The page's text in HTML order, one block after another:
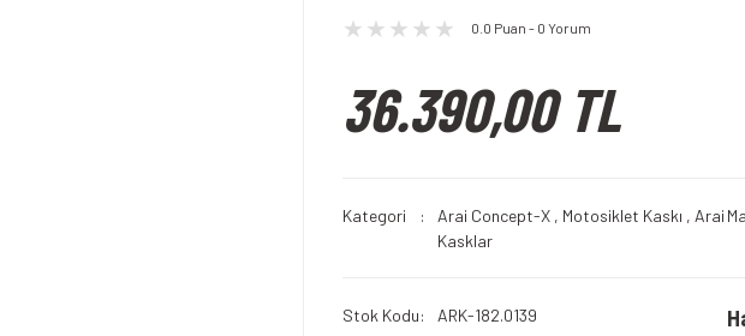
0.0 Puan - 0 Yorum
36.390,00 TL
Kategori Arai Concept-X , Motosiklet Kaskı , Arai
Kasklar
Stok Kodu ARK-182.0139